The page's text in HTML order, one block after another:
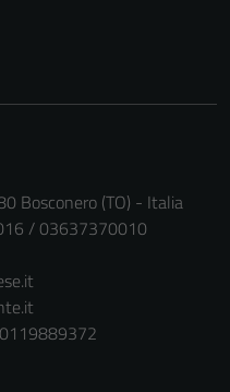
Bosconero (TO) - Italia
/ 03637370010
Tecnici
funzionamento
del sito e non
essere
disabilitati.
Questi cookie